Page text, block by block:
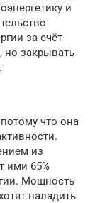
и
за счёт
но закрывать
что она
из
ими 65%
Мощность
наладить